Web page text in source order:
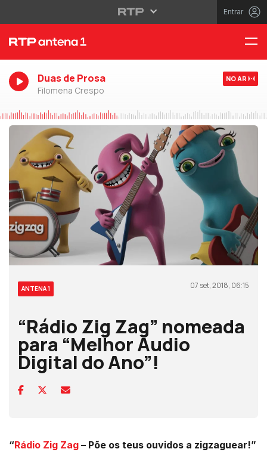
Entrar
Duas de Prosa
Filomena Crespo
NO AR
ANTENA 1 07 set, 2018, 06:15
“Rádio Zig Zag” nomeada
para “Melhor Audio
Digital do Ano”!
“Rádio Zig Zag – Põe os teus ouvidos a zigzaguear!”